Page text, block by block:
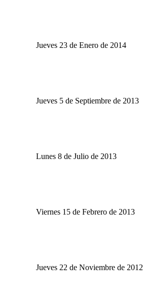
Jueves 23 de Enero de 2014
Jueves 5 de Septiembre de 2013
Lunes 8 de Julio de 2013
Viernes 15 de Febrero de 2013
Jueves 22 de Noviembre de 2012